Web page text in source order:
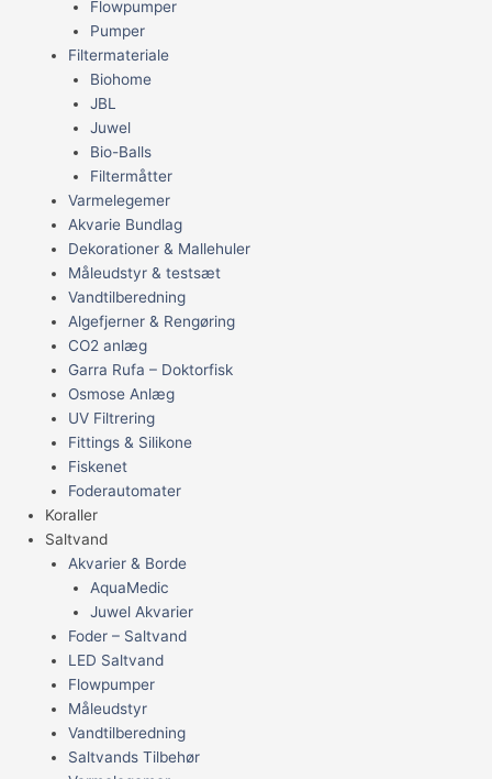
Flowpumper
Pumper
Filtermateriale
Biohome
JBL
Juwel
Bio-Balls
Filtermåtter
Varmelegemer
Akvarie Bundlag
Dekorationer & Mallehuler
Måleudstyr & testsæt
Vandtilberedning
Algefjerner & Rengøring
CO2 anlæg
Garra Rufa – Doktorfisk
Osmose Anlæg
UV Filtrering
Fittings & Silikone
Fiskenet
Foderautomater
Koraller
Saltvand
Akvarier & Borde
AquaMedic
Juwel Akvarier
Foder – Saltvand
LED Saltvand
Flowpumper
Måleudstyr
Vandtilberedning
Saltvands Tilbehør